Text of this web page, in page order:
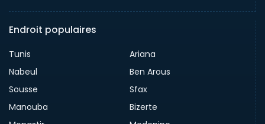
Endroit populaires
Tunis
Ariana
Nabeul
Ben Arous
Sousse
Sfax
Manouba
Bizerte